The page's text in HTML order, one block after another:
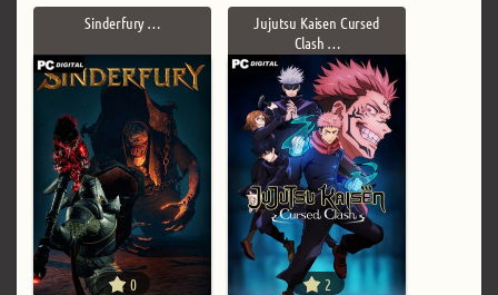
Sinderfury …
0
Jujutsu Kaisen Cursed
Clash …
2